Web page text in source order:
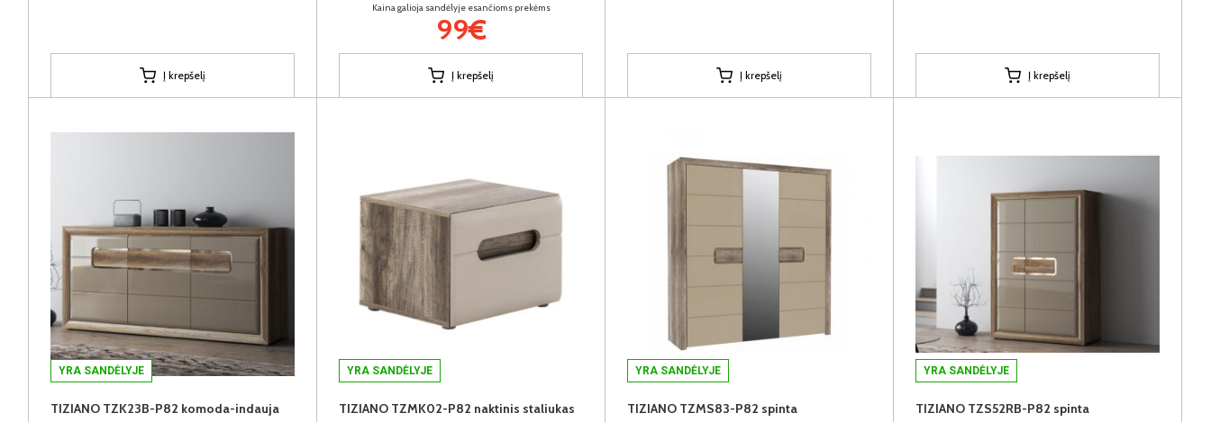
Į krepšelį
Kaina galioja sandėlyje esančioms prekėms
99€
Į krepšelį Į krepšelį Į krepšelį
YRA SANDĖLYJE
TIZIANO TZK23B-P82 komoda-indauja
YRA SANDĖLYJE
TIZIANO TZMK02-P82 naktinis staliukas
YRA SANDĖLYJE
TIZIANO TZMS83-P82 spinta
YRA SANDĖLYJE
TIZIANO TZS52RB-P82 spinta